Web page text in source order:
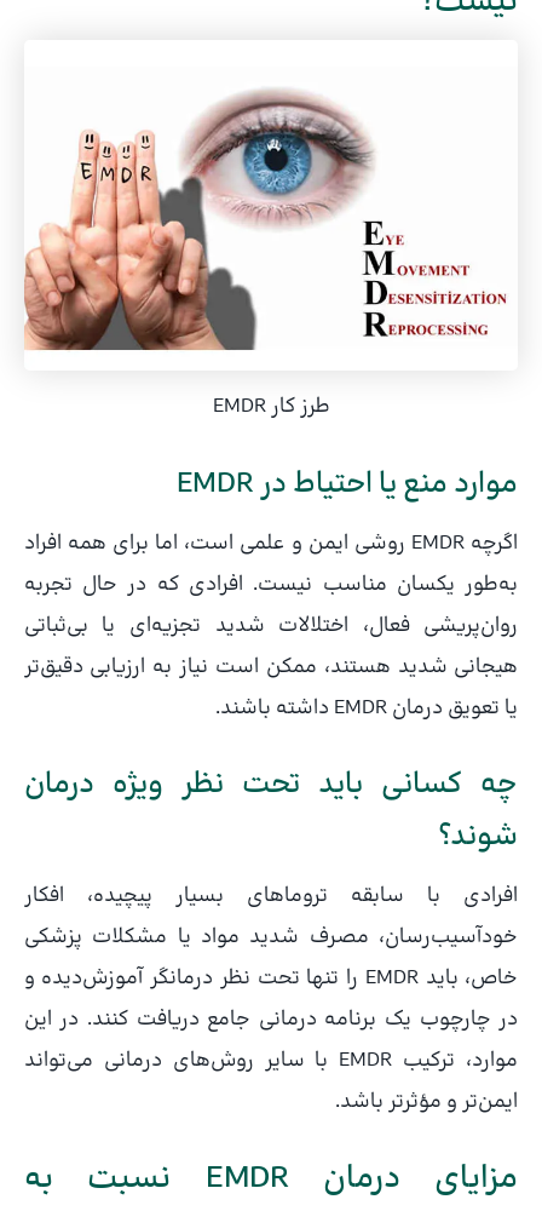
طرز کار EMDR
موارد منع یا احتیاط در EMDR
اگرچه EMDR روشی ایمن و علمی است، اما برای همه افراد
به‌طور یکسان مناسب نیست. افرادی که در حال تجربه
روان‌پریشی فعال، اختلالات شدید تجزیه‌ای یا بی‌ثباتی
هیجانی شدید هستند، ممکن است نیاز به ارزیابی دقیق‌تر
یا تعویق درمان EMDR داشته باشند.
چه کسانی باید تحت نظر ویژه درمان
شوند؟
افرادی با سابقه تروماهای بسیار پیچیده، افکار
خودآسیب‌رسان، مصرف شدید مواد یا مشکلات پزشکی
خاص، باید EMDR را تنها تحت نظر درمانگر آموزش‌دیده و
در چارچوب یک برنامه درمانی جامع دریافت کنند. در این
موارد، ترکیب EMDR با سایر روش‌های درمانی می‌تواند
ایمن‌تر و مؤثرتر باشد.
مزایای درمان EMDR نسبت به